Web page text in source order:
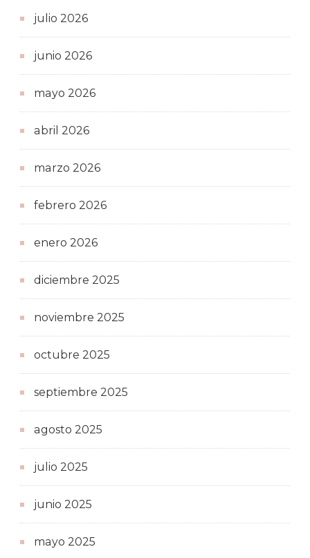
julio 2026
junio 2026
mayo 2026
abril 2026
marzo 2026
febrero 2026
enero 2026
diciembre 2025
noviembre 2025
octubre 2025
septiembre 2025
agosto 2025
julio 2025
junio 2025
mayo 2025